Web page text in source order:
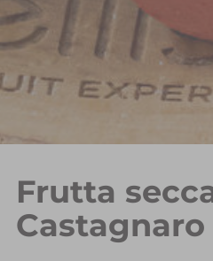
Frutta
Castagnaro